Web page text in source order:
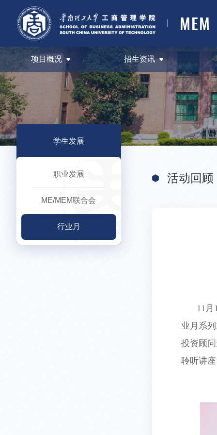
MEM
项目概况 招生资讯
学生发展
职业发展
ME/MEM联合会
行业月
活动回顾
11 月
业月系
投资顾
聆听讲